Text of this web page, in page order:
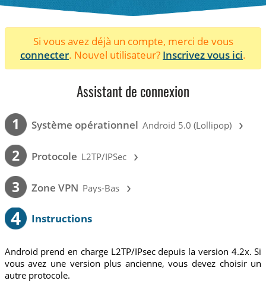
Si vous avez déjà un compte, merci de vous
connecter. Nouvel utilisateur? Inscrivez vous ici.
Assistant de connexion
1 Système opérationnel Android 5.0 (Lollipop) ›
2 Protocole L2TP/IPSec ›
3 Zone VPN Pays-Bas ›
4 Instructions
Android prend en charge L2TP/IPsec depuis la version 4.2x. Si
vous avez une version plus ancienne, vous devez choisir un
autre protocole.